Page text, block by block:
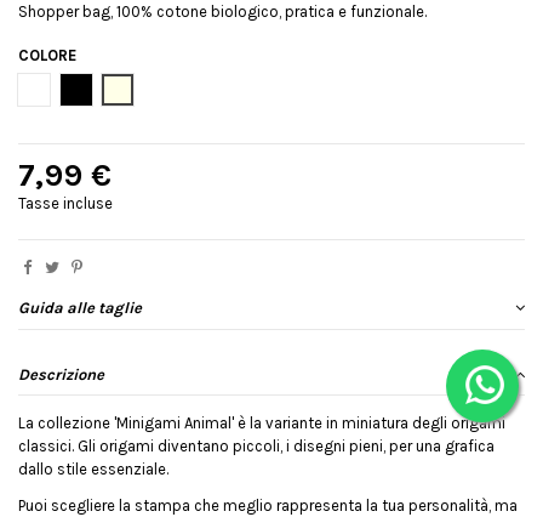
Shopper bag, 100% cotone biologico, pratica e funzionale.
COLORE
7,99 €
Tasse incluse
Guida alle taglie
Descrizione
La collezione 'Minigami Animal' è la variante in miniatura degli origami
classici. Gli origami diventano piccoli, i disegni pieni, per una grafica
dallo stile essenziale.
Puoi scegliere la stampa che meglio rappresenta la tua personalità, ma